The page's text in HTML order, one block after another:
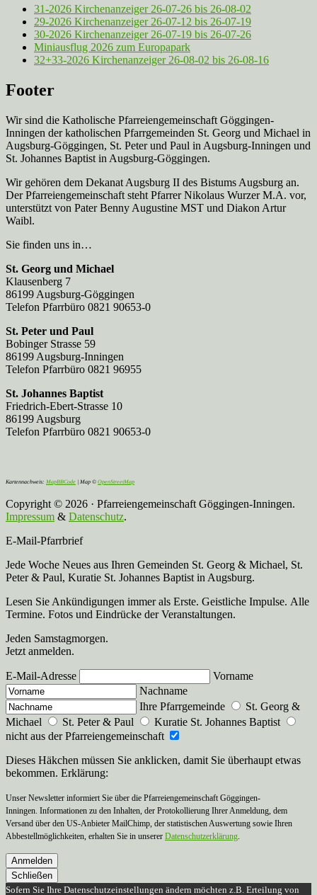
31-2026 Kirchenanzeiger 26-07-26 bis 26-08-02
29-2026 Kirchenanzeiger 26-07-12 bis 26-07-19
30-2026 Kirchenanzeiger 26-07-19 bis 26-07-26
Miniausflug 2026 zum Europapark
32+33-2026 Kirchenanzeiger 26-08-02 bis 26-08-16
Footer
Wir sind die Katholische Pfarreien­gemeinschaft Göggingen-
Inningen der katholischen Pfarrgemeinden St. Georg und Michael in
Augsburg-Göggingen, St. Peter und Paul in Augsburg-Inningen und
St. Johannes Baptist in Augsburg-Göggingen.
Wir gehören dem Dekanat Augsburg II des Bistums Augsburg an.
Der Pfarreien­gemeinschaft steht Pfarrer Nikolaus Wurzer M.A. vor,
unterstützt von Pater Benny Augustine MST und Diakon Artur
Waibl.
Sie finden uns in…
St. Georg und Michael
Klausenberg 7
86199 Augsburg-Göggingen
Telefon Pfarrbüro 0821 90653-0
St. Peter und Paul
Bobinger Strasse 59
86199 Augsburg-Inningen
Telefon Pfarrbüro 0821 96955
St. Johannes Baptist
Friedrich-Ebert-Strasse 10
86199 Augsburg
Telefon Pfarrbüro 0821 90653-0
Kartennachweis: MapBBCode | Map © OpenStreetMap
Copyright © 2026 · Pfarreiengemeinschaft Göggingen-Inningen.
Impressum & Datenschutz.
E-Mail-Pfarrbrief
Jede Woche Neues aus Ihren Gemeinden St. Georg & Michael, St.
Peter & Paul, Kuratie St. Johannes Baptist in Augsburg.
Lesen Sie Ankündigungen immer als Erste. Geistliche Impulse. Alle
Termine. Fotos und Eindrücke der Veranstaltungen.
Jeden Samstagmorgen.
Jetzt anmelden.
E-Mail-Adresse
Vorname
Nachname
Ihre Pfarrgemeinde
St. Georg &
Michael
St. Peter & Paul
Kuratie St. Johannes Baptist
nicht aus der Pfarreiengemeinschaft
Dieses Häkchen müssen Sie anklicken, damit Sie überhaupt etwas
bekommen. Erklärung:
Unser Newsletter informiert Sie über die Pfarreiengemeinschaft Göggingen-
Inningen. Informationen zu den Inhalten, der Protokollierung Ihrer Anmeldung, dem
Versand über den US-Anbieter MailChimp, der statistischen Auswertung sowie Ihren
Abbestellmöglichkeiten, erhalten Sie in unserer Datenschutzerklärung.
Anmelden
Schließen
Sofern Sie Ihre Datenschutzeinstellungen ändern möchten z.B. Erteilung von